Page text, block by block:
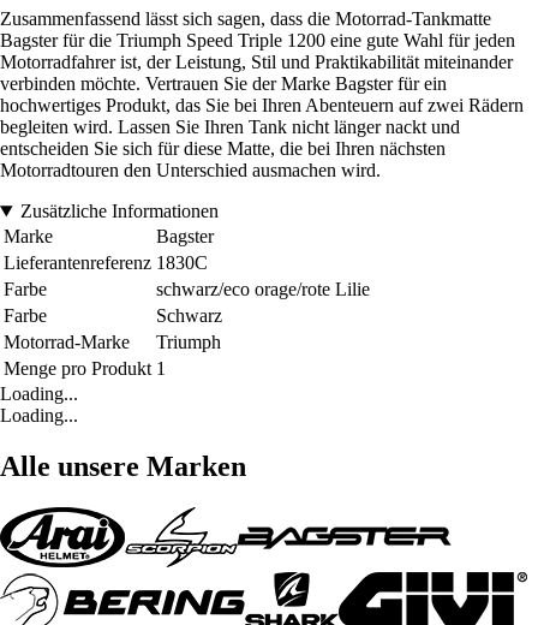
Zusammenfassend lässt sich sagen, dass die Motorrad-Tankmatte
Bagster für die Triumph Speed Triple 1200 eine gute Wahl für jeden
Motorradfahrer ist, der Leistung, Stil und Praktikabilität miteinander
verbinden möchte. Vertrauen Sie der Marke Bagster für ein
hochwertiges Produkt, das Sie bei Ihren Abenteuern auf zwei Rädern
begleiten wird. Lassen Sie Ihren Tank nicht länger nackt und
entscheiden Sie sich für diese Matte, die bei Ihren nächsten
Motorradtouren den Unterschied ausmachen wird.
Zusätzliche Informationen
Marke
Bagster
Lieferantenreferenz 1830C
Farbe
schwarz/eco orage/rote Lilie
Farbe
Schwarz
Motorrad-Marke
Triumph
Menge pro Produkt 1
Loading...
Loading...
Alle unsere Marken